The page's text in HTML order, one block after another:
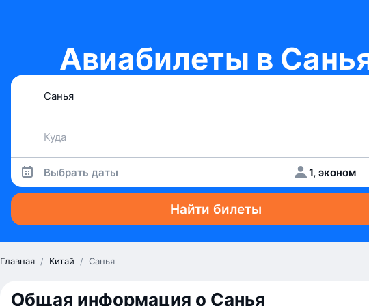
Авиабилеты в
Выбрать даты 1, эконом
Найти билеты
Главная / Китай / Санья
Общая информация о Санья